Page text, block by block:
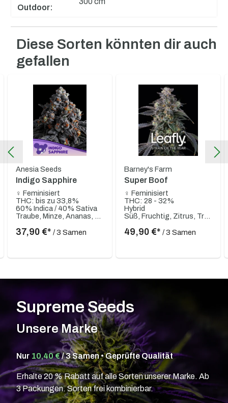
Outdoor:
Produktgalerie überspringen
Diese Sorten könnten dir auch
gefallen
Anesia Seeds
Indigo Sapphire
♀ Feminisiert
THC: bis zu 33,8%
60% Indica / 40% Sativa
37,90 €* / 3 Samen
Barney's Farm
Super Boof
♀ Feminisiert
THC: 28 - 32%
Hybrid
49,90 €* / 3 Samen
Supreme Seeds
Unsere Marke
Nur 10,40 €/ 3 Samen • Geprüfte Qualität
Erhalte 20 % Rabatt auf alle Sorten unserer Marke. Ab
3 Packungen. Sorten frei kombinierbar.